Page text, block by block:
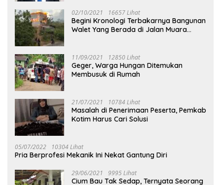
02/10/2021 16657 Lihat
Begini Kronologi Terbakarnya Bangunan
Walet Yang Berada di Jalan Muara
11/09/2021 12850 Lihat
Geger, Warga Hungan Ditemukan
Membusuk di Rumah
21/07/2021 10784 Lihat
Masalah di Penerimaan Peserta, Pemkab
Kotim Harus Cari Solusi
05/07/2022 10304 Lihat
Pria Berprofesi Mekanik Ini Nekat Gantung Diri
29/06/2021 9995 Lihat
Cium Bau Tak Sedap, Ternyata Seorang